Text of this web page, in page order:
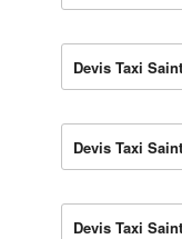
Devis Taxi
Devis Taxi
Devis Taxi